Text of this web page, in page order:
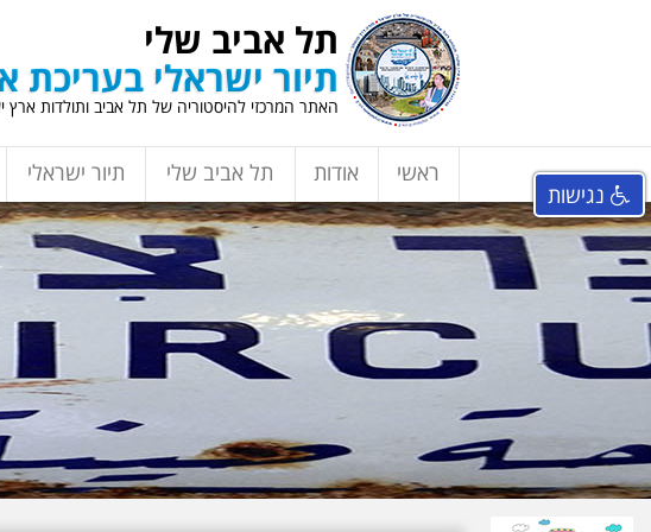
תל אביב שלי
תיור ישראלי בעריכת
האתר המרכזי להיסטוריה של תל אביב ותולדות ארץ
ראשי אודות תל אביב שלי תיור ישראלי
נגישות